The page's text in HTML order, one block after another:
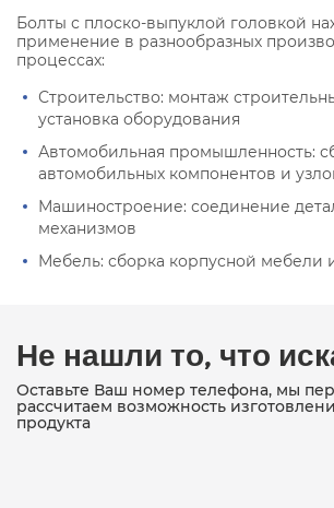
Болты с плоско-выпуклой головкой
применение в разнообразных
процессах:
Строительство: монтаж
установка оборудования
Автомобильная промышленность:
автомобильных компонентов и
Машиностроение: соединение
механизмов
Мебель: сборка корпусной мебели
Не нашли то, что
Оставьте Ваш номер телефона, мы
рассчитаем возможность
продукта